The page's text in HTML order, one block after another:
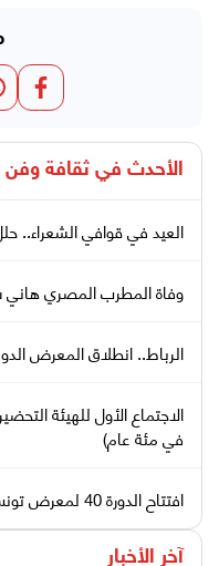
الأحدث في ثقافة وفن
العيد في قوافي الشعراء..
وفاة المطرب المصري هاني
الرباط.. انطلاق المعرض
الاجتماع الأول للهيئة
في مئة عام)
افتتاح الدورة 40 لمعرض تونس للكتاب بمشاركة دور نشر أجنبية
آخر الأخبار